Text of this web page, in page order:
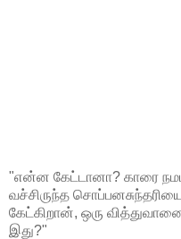
"என்ன கேட்டானா? காரை
வச்சிருந்த
கேட்கிறான், ஒரு
இது?"